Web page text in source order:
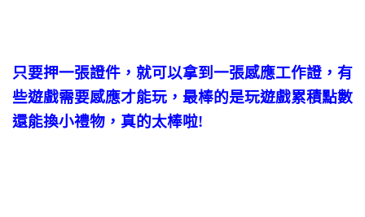
只要押一張證件，就可以拿到一張感應工作證，有
些遊戲需要感應才能玩，最棒的是玩遊戲累積點數
還能換小禮物，真的太棒啦!